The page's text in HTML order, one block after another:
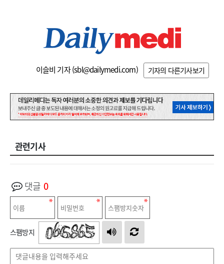
이슬비 기자 (sbl@dailymedi.com) 기자의 다른기사보기
관련기사
댓글 0
스팸방지